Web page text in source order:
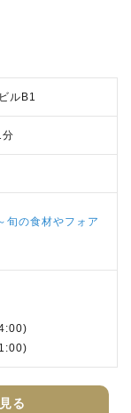
ルB1
旬の食材やフォア
る